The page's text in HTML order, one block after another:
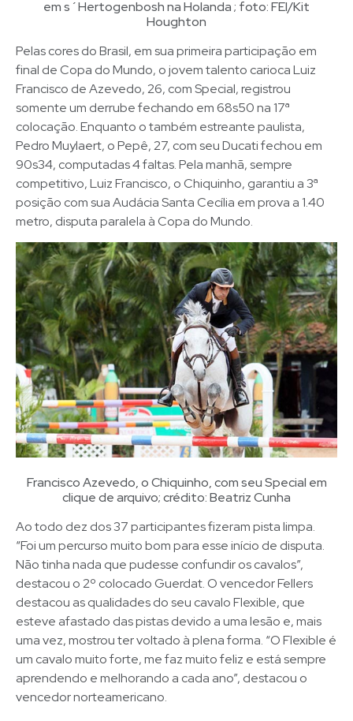
em s´Hertogenbosh na Holanda ; foto: FEI/Kit
Houghton
Pelas cores do Brasil, em sua primeira participação em
final de Copa do Mundo, o jovem talento carioca Luiz
Francisco de Azevedo, 26, com Special, registrou
somente um derrube fechando em 68s50 na 17ª
colocação. Enquanto o também estreante paulista,
Pedro Muylaert, o Pepê, 27, com seu Ducati fechou em
90s34, computadas 4 faltas. Pela manhã, sempre
competitivo, Luiz Francisco, o Chiquinho, garantiu a 3ª
posição com sua Audácia Santa Cecília em prova a 1.40
metro, disputa paralela à Copa do Mundo.
Francisco Azevedo, o Chiquinho, com seu Special em
clique de arquivo; crédito: Beatriz Cunha
Ao todo dez dos 37 participantes fizeram pista limpa.
“Foi um percurso muito bom para esse início de disputa.
Não tinha nada que pudesse confundir os cavalos”,
destacou o 2º colocado Guerdat. O vencedor Fellers
destacou as qualidades do seu cavalo Flexible, que
esteve afastado das pistas devido a uma lesão e, mais
uma vez, mostrou ter voltado à plena forma. “O Flexible é
um cavalo muito forte, me faz muito feliz e está sempre
aprendendo e melhorando a cada ano”, destacou o
vencedor norteamericano.